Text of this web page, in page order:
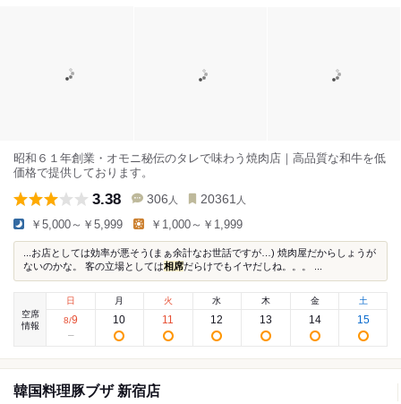
昭和６１年創業・オモニ秘伝のタレで味わう焼肉店｜高品質な和牛を低
価格で提供しております。
3.38 306 人 20361 人
￥5,000～￥5,999 ￥1,000～￥1,999
...お店としては効率が悪そう(まぁ余計なお世話ですが…) 焼肉屋だからしょうが
ないのかな。 客の立場としては相席だらけでもイヤだしね。。。 ...
空席
情報
日
8/9
月
10
火
11
水
12
木
13
金
14
土
15
韓国料理豚ブザ 新宿店